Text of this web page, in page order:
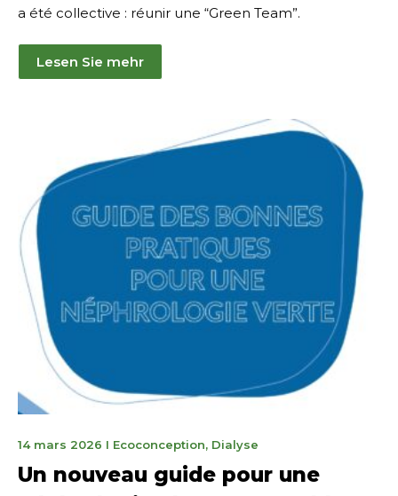
a été collective : réunir une “Green Team”.
Lesen Sie mehr
14 mars 2026 7
2026
I Ecoconception, Dialyse
Un nouveau guide pour une